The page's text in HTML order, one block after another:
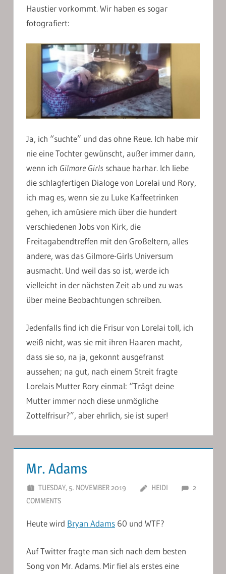
Haustier vorkommt. Wir haben es sogar
fotografiert:
Ja, ich “suchte” und das ohne Reue. Ich habe mir
nie eine Tochter gewünscht, außer immer dann,
wenn ich Gilmore Girls schaue harhar. Ich liebe
die schlagfertigen Dialoge von Lorelai und Rory,
ich mag es, wenn sie zu Luke Kaffeetrinken
gehen, ich amüsiere mich über die hundert
verschiedenen Jobs von Kirk, die
Freitagabendtreffen mit den Großeltern, alles
andere, was das Gilmore-Girls Universum
ausmacht. Und weil das so ist, werde ich
vielleicht in der nächsten Zeit ab und zu was
über meine Beobachtungen schreiben.
Jedenfalls find ich die Frisur von Lorelai toll, ich
weiß nicht, was sie mit ihren Haaren macht,
dass sie so, na ja, gekonnt ausgefranst
aussehen; na gut, nach einem Streit fragte
Lorelais Mutter Rory einmal: “Trägt deine
Mutter immer noch diese unmögliche
Zottelfrisur?”, aber ehrlich, sie ist super!
Mr. Adams
TUESDAY, 5. NOVEMBER 2019 HEIDI
2
COMMENTS
Heute wird Bryan Adams 60 und WTF?
Auf Twitter fragte man sich nach dem besten
Song von Mr. Adams. Mir fiel als erstes eine